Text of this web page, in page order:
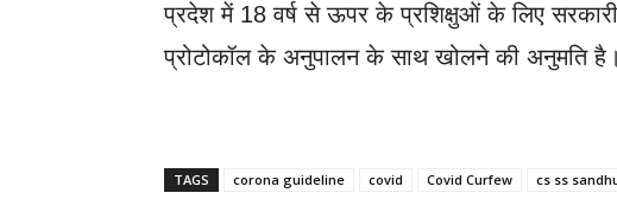
प्रदेश में 18 वर्ष से ऊपर के प्रशिक्षुओं के लिए
प्रोटोकॉल के अनुपालन के साथ खोलने की अनुमति है।
TAGS corona guideline covid Covid Curfew cs ss